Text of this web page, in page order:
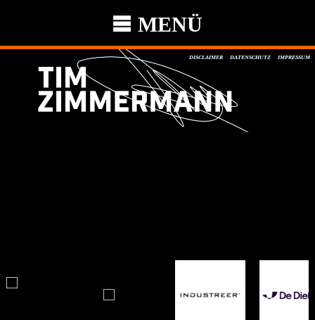
MENÜ
DISCLAIMER DATENSCHUTZ IMPRESSUM